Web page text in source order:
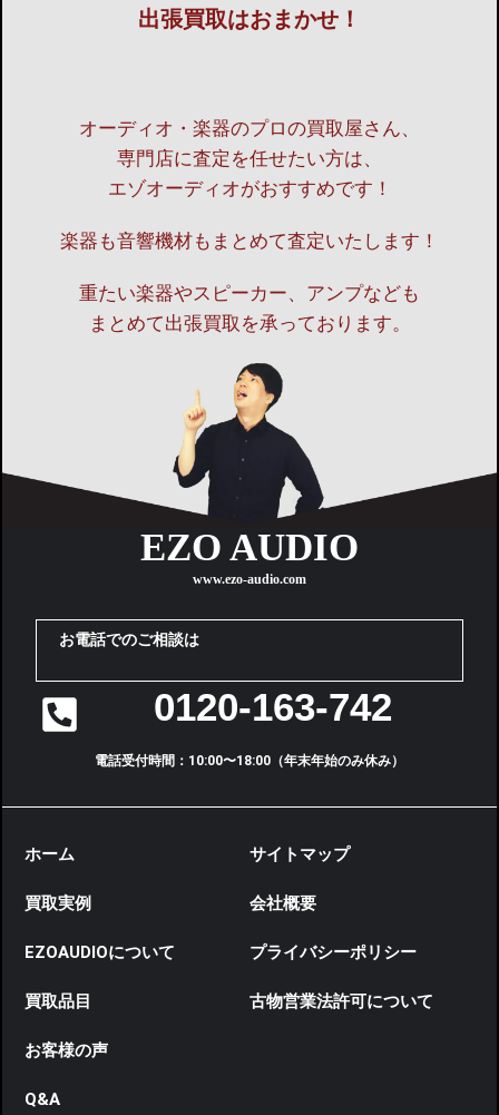
出張買取はおまかせ！
オーディオ・楽器のプロの買取屋さん、
専門店に査定を任せたい方は、
エゾオーディオがおすすめです！
楽器も音響機材もまとめて査定いたします！
重たい楽器やスピーカー、アンプなども
まとめて出張買取を承っております。
EZO AUDIO
www.ezo-audio.com
お電話でのご相談は
0120-163-742
電話受付時間：10:00〜18:00（年末年始のみ休み）
ホーム
買取実例
EZOAUDIOについて
買取品目
お客様の声
Q&A
サイトマップ
会社概要
プライバシーポリシー
古物営業法許可について